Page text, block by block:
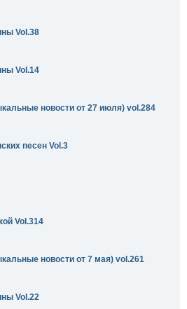
Vol.38
Vol.14
новости от 27 июля) vol.284
песен Vol.3
Vol.314
новости от 7 мая) vol.261
Vol.22